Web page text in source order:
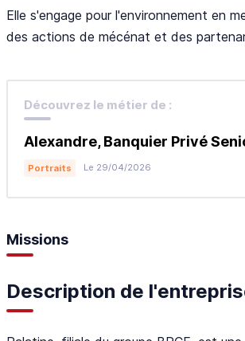
Elle s'engage pour l'environnement en
des actions de mécénat et des
Découvrez le métier de :
Alexandre, Banquier Privé
Portraits Le 29/04/2026
Missions
Description de